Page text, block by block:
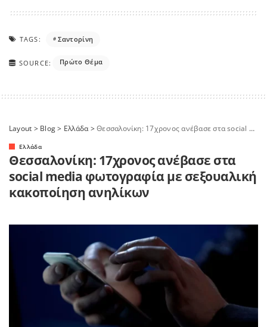
TAGS: Σαντορίνη
SOURCE: Πρώτο Θέμα
Layout > Blog> Ελλάδα>Θεσσαλονίκη: 17χρονος ανέβασε στα social media φωτογραφία με σεξουαλική κακοποίηση ανηλίκων
Ελλάδα
Θεσσαλονίκη: 17χρονος ανέβασε στα
social media φωτογραφία με σεξουαλική
κακοποίηση ανηλίκων